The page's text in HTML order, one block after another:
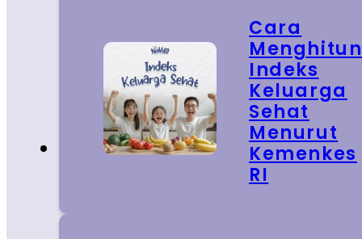
Cara
Indeks
Keluarga
Sehat
Menurut
Kemenkes
RI